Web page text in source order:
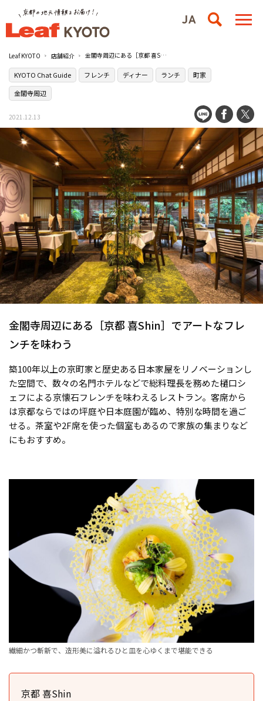
Leaf KYOTO 店舗紹介 金閣寺周辺にある［京都 喜Shin］でアートなフレンチを味わう
KYOTO Chat Guide フレンチ ディナー ランチ
町家
金閣寺周辺
2021.12.13
金閣寺周辺にある［京都 喜Shin］でアートなフレ
ンチを味わう
築100年以上の京町家と歴史ある日本家屋をリノベーションし
た空間で、数々の名門ホテルなどで総料理長を務めた樋口シ
ェフによる京懐石フレンチを味わえるレストラン。客席から
は京都ならではの坪庭や日本庭園が臨め、特別な時間を過ご
せる。茶室や2F席を使った個室もあるので家族の集まりなど
にもおすすめ。
繊細かつ斬新で、造形美に溢れるひと皿を心ゆくまで堪能できる
京都 喜Shin